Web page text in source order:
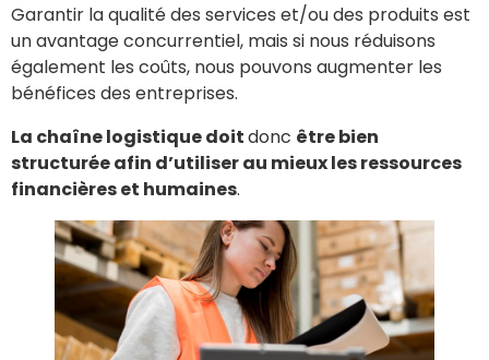
Garantir la qualité des services et/ou des produits est
un avantage concurrentiel, mais si nous réduisons
également les coûts, nous pouvons augmenter les
bénéfices des entreprises.
La chaîne logistique doitdonc être bien
structurée afin d’utiliser au mieux les ressources
financières et humaines.